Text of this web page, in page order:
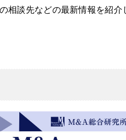
相談先などの最新情報を紹介